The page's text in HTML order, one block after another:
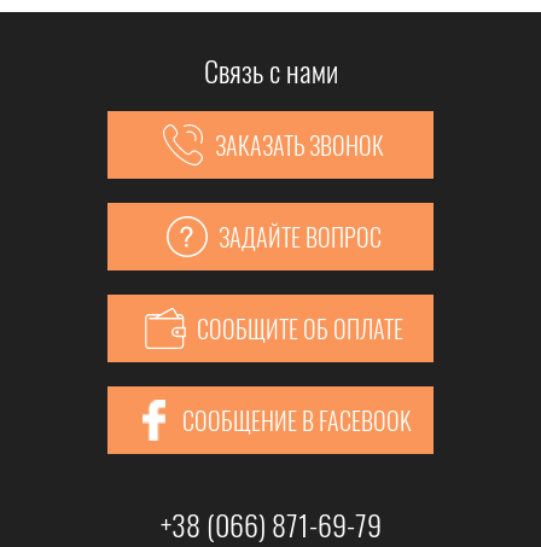
Связь с нами
ЗАКАЗАТЬ ЗВОНОК
ЗАДАЙТЕ ВОПРОС
СООБЩИТЕ ОБ ОПЛАТЕ
СООБЩЕНИЕ В FACEBOOK
+38 (066) 871-69-79